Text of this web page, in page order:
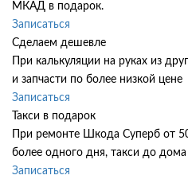
МКАД в подарок.
Записаться
Сделаем дешевле
При калькуляции на руках из
и запчасти по более низкой цене
Записаться
Такси в подарок
При ремонте Шкода Суперб от
более одного дня, такси до
Записаться